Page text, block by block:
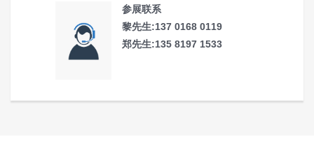
参展联系
黎先生:137 0168 0119
郑先生:135 8197 1533